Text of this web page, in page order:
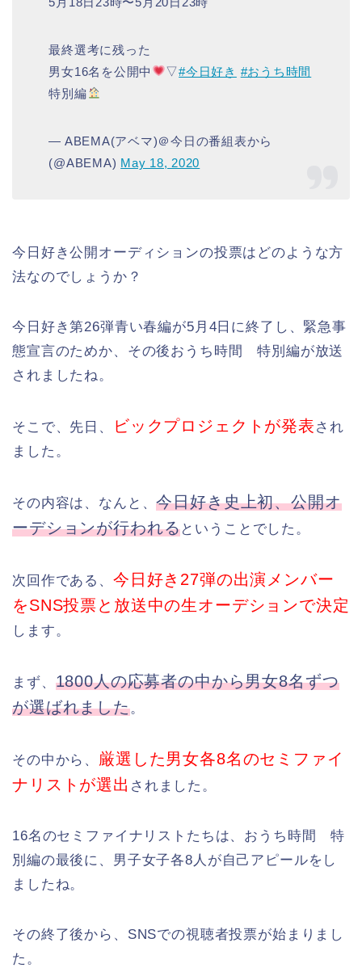
最終選考に残った
男女16名を公開中
▽#今日好き #おうち時間
特別編
— ABEMA(アベマ)＠今日の番組表から
(@ABEMA) May 18, 2020
今日好き公開オーディションの投票はどのような方
法なのでしょうか？
今日好き第26弾青い春編が5月4日に終了し、緊急事
態宣言のためか、その後おうち時間 特別編が放送
されましたね。
そこで、先日、 ビックプロジェクトが発表 され
ました。
その内容は、なんと、今日好き史上初、公開オ
ーデションが行われるということでした。
次回作である、 今日好き27弾の出演メンバー
をSNS投票と放送中の生オーデションで決定
します。
まず、 1800人の応募者の中から男女8名ずつ
が選ばれました。
その中から、
厳選した男女各8名のセミファイ
ナリストが選出 されました。
16名のセミファイナリストたちは、おうち時間 特
別編の最後に、男子女子各8人が自己アピールをし
ましたね。
その終了後から、SNSでの視聴者投票が始まりまし
た。